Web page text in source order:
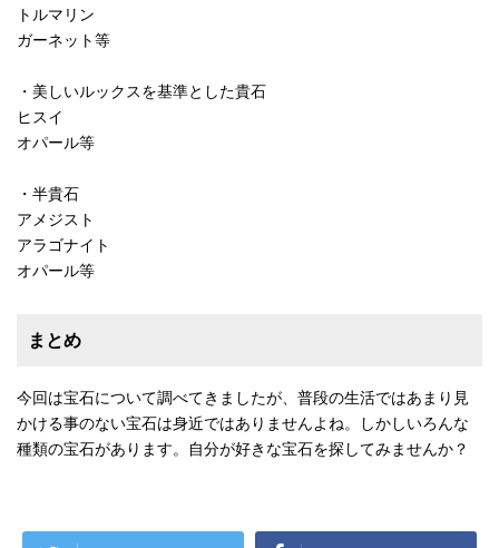
トルマリン
ガーネット等
・美しいルックスを基準とした貴石
ヒスイ
オパール等
・半貴石
アメジスト
アラゴナイト
オパール等
まとめ
今回は宝石について調べてきましたが、普段の生活ではあまり見
かける事のない宝石は身近ではありませんよね。しかしいろんな
種類の宝石があります。自分が好きな宝石を探してみませんか？